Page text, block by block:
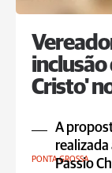
inclusão
Cristo'
A
realizada
Passio
PONTA GROSSA